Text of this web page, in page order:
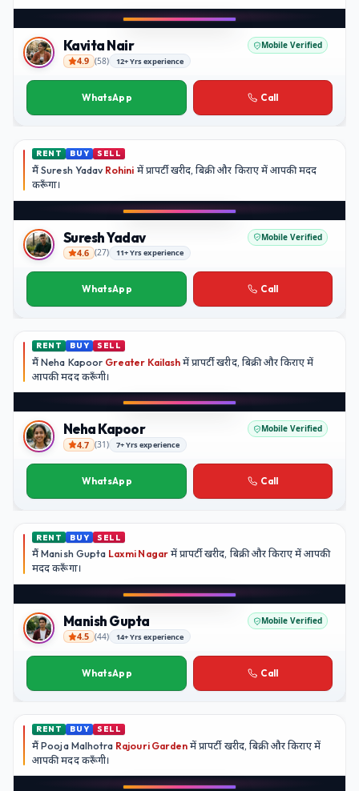
Kavita Nair
Kavita Nair Mobile Verified
4.9 (58) 12+ Yrs experience
WhatsApp Call
RENT BUY SELL
मैंSuresh Yadav Rohini में प्रापर्टी खरीद, बिक्री और किराए में आपकी मदद
करूँगा।
Suresh Yadav
Suresh Yadav Mobile Verified
4.6 (27) 11+ Yrs experience
WhatsApp Call
RENT BUY SELL
मैंNeha Kapoor Greater Kailash में प्रापर्टी खरीद, बिक्री और किराए में
आपकी मदद करूँगी।
Neha Kapoor
Neha Kapoor Mobile Verified
4.7 (31) 7+ Yrs experience
WhatsApp Call
RENT BUY SELL
मैंManish Gupta Laxmi Nagarमें प्रापर्टी खरीद, बिक्री और किराए में आपकी
मददकरूँगा।
Manish Gupta
Manish Gupta Mobile Verified
4.5 (44) 14+ Yrs experience
WhatsApp Call
RENT BUY SELL
मैंPooja Malhotra Rajouri Garden में प्रापर्टी खरीद, बिक्री और किराए में
आपकी मदद करूँगी।